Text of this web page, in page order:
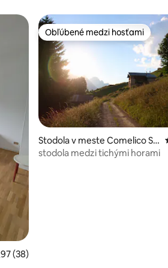
9
ohodnotenie 4,97 z 5, počet
(38)
Obľúbené medzi hosťami
Obľúbené medzi hosťami
Stodola v meste Comelico Su
periore
stodola medzi tichými horami